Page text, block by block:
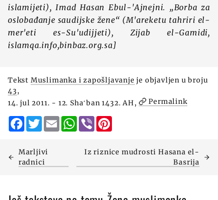
islamijeti), Imad Hasan Ebul-'Ajnejni. „Borba za
oslobađanje saudijske žene“ (M'areketu tahriri el-
mer'eti es-Su'udijjeti), Zijab el-Gamidi,
islamqa.info,binbaz.org.sa]
Tekst Muslimanka i zapošljavanje je objavljen u broju
43,
14. jul 2011. - 12. Shaʻban 1432. AH,
Permalink
Facebook
TwitterEmailWhatsApp
Viber
Marljivi
radnici
Iz riznice mudrosti Hasana el-
Basrija